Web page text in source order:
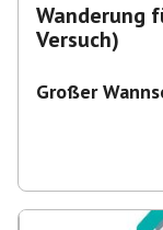
Wanderung
Versuch)
Großer